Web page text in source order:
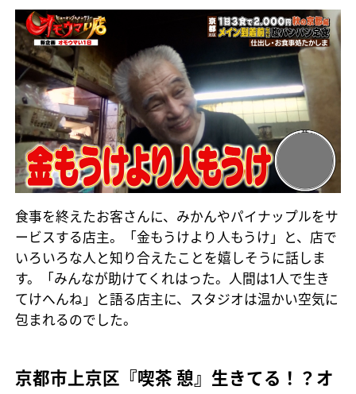
食事を終えたお客さんに、みかんやパイナップルをサ
ービスする店主。「金もうけより人もうけ」と、店で
いろいろな人と知り合えたことを嬉しそうに話しま
す。「みんなが助けてくれはった。人間は1人で生き
てけへんね」と語る店主に、スタジオは温かい空気に
包まれるのでした。
京都市上京区『喫茶 憩』生きてる！？オ